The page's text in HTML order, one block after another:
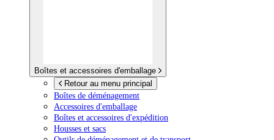
Boîtes et accessoires d'emballage
Retour au menu principal
Boîtes de déménagement
Accessoires d'emballage
Boîtes et accessoires d'expédition
Housses et sacs